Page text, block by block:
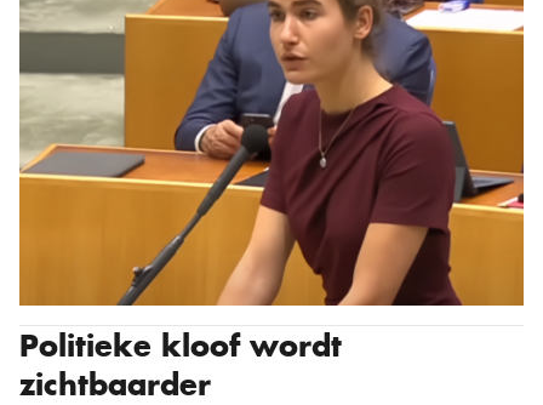
Politieke kloof wordt
zichtbaarder